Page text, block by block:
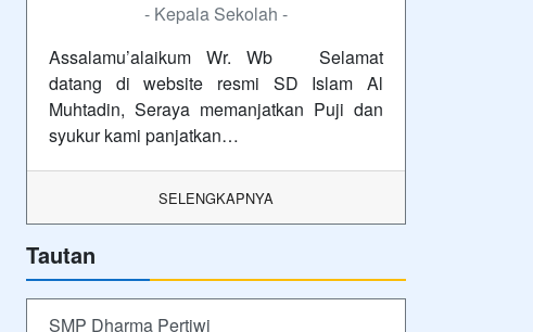
- Kepala Sekolah -
Assalamu’alaikum Wr. Wb Selamat
datang di website resmi SD Islam Al
Muhtadin, Seraya memanjatkan Puji dan
syukur kami panjatkan…
SELENGKAPNYA
Tautan
SMP Dharma Pertiwi